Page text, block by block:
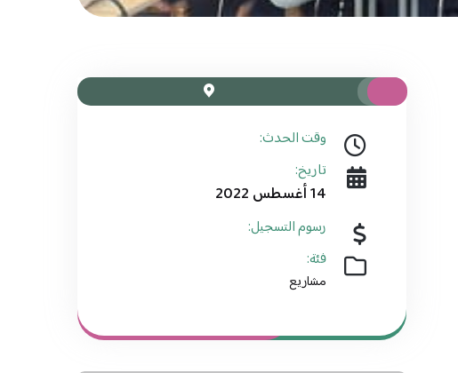
وقت الحدث:
تاريخ:
14 أغسطس 2022
رسوم التسجيل:
فئة:
مشاريع